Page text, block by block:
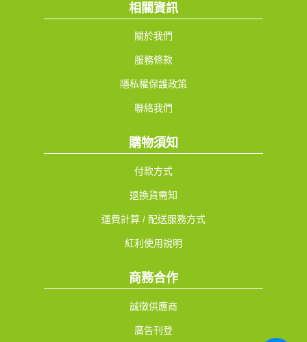
相關資訊
關於我們
服務條款
隱私權保護政策
聯絡我們
購物須知
付款方式
退換貨需知
運費計算 / 配送服務方式
紅利使用說明
商務合作
誠徵供應商
廣告刊登